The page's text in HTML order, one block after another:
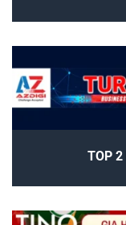
TOP 2